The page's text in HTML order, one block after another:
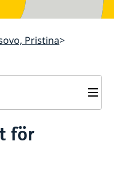
Pristina
för